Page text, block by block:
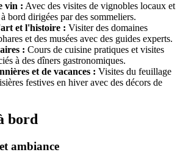
vin : Avec des visites de vignobles locaux et
bord dirigées par des sommeliers.
et l'histoire : Visiter des domaines
et des musées avec des guides experts.
: Cours de cuisine pratiques et visites
à des dîners gastronomiques.
et de vacances : Visites du feuillage
festives en hiver avec des décors de
bord
ambiance